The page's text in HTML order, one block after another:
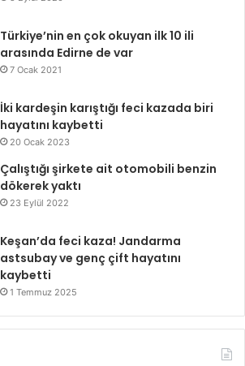
Türkiye’nin en çok okuyan ilk 10 ili
arasında Edirne de var
7 Ocak 2021
İki kardeşin karıştığı feci kazada biri
hayatını kaybetti
20 Ocak 2023
Çalıştığı şirkete ait otomobili benzin
dökerek yaktı
23 Eylül 2022
Keşan’da feci kaza! Jandarma
astsubay ve genç çift hayatını
kaybetti
1 Temmuz 2025